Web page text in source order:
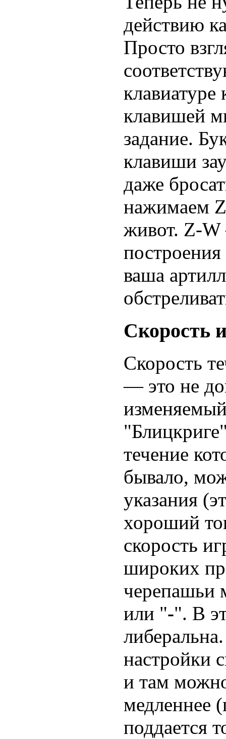
действию
Просто
клавишей
задание.
клавиши
даже
нажимаем
живот. Z-
ваша
Скорость
Скорость
— это не
течение
бывало,
указания
хороший
скорость
широких
черепашьи
или "-". В
настройки
и там
медленнее
поддается